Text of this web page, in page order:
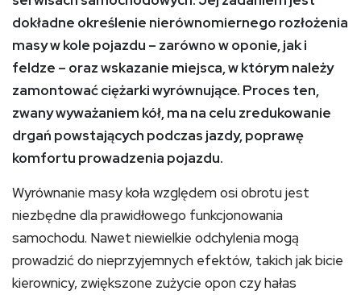
dokładne określenie nierównomiernego rozłożenia
masy w kole pojazdu – zarówno w oponie, jak i
feldze – oraz wskazanie miejsca, w którym należy
zamontować ciężarki wyrównujące. Proces ten,
zwany wyważaniem kół, ma na celu zredukowanie
drgań powstających podczas jazdy, poprawę
komfortu prowadzenia pojazdu.
Wyrównanie masy koła względem osi obrotu jest
niezbędne dla prawidłowego funkcjonowania
samochodu. Nawet niewielkie odchylenia mogą
prowadzić do nieprzyjemnych efektów, takich jak bicie
kierownicy, zwiększone zużycie opon czy hałas